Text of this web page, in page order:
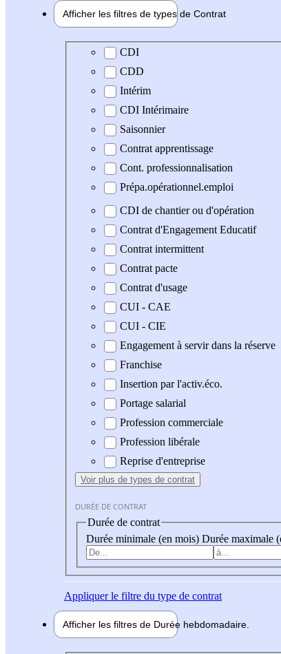
Afficher les filtres de types de Contrat
Type de contrat
CDI
CDD
Intérim
CDI Intérimaire
Saisonnier
Contrat apprentissage
Cont. professionnalisation
Prépa.opérationnel.emploi
CDI de chantier ou d'opération
Contrat d'Engagement Educatif
Contrat intermittent
Contrat pacte
Contrat d'usage
CUI - CAE
CUI - CIE
Engagement à servir dans la réserve
Franchise
Insertion par l'activ.éco.
Portage salarial
Profession commerciale
Profession libérale
Reprise d'entreprise
Voir plus de types de contrat
DURÉE DE CONTRAT
Durée de contrat
Durée minimale (en mois) Durée maximale
Appliquerle filtre du type de contrat
Afficher les filtres de Durée hebdomadaire